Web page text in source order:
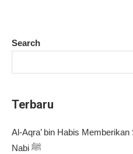
Search
Terbaru
Al-Aqra’ bin Habis
Nabi ﷺ